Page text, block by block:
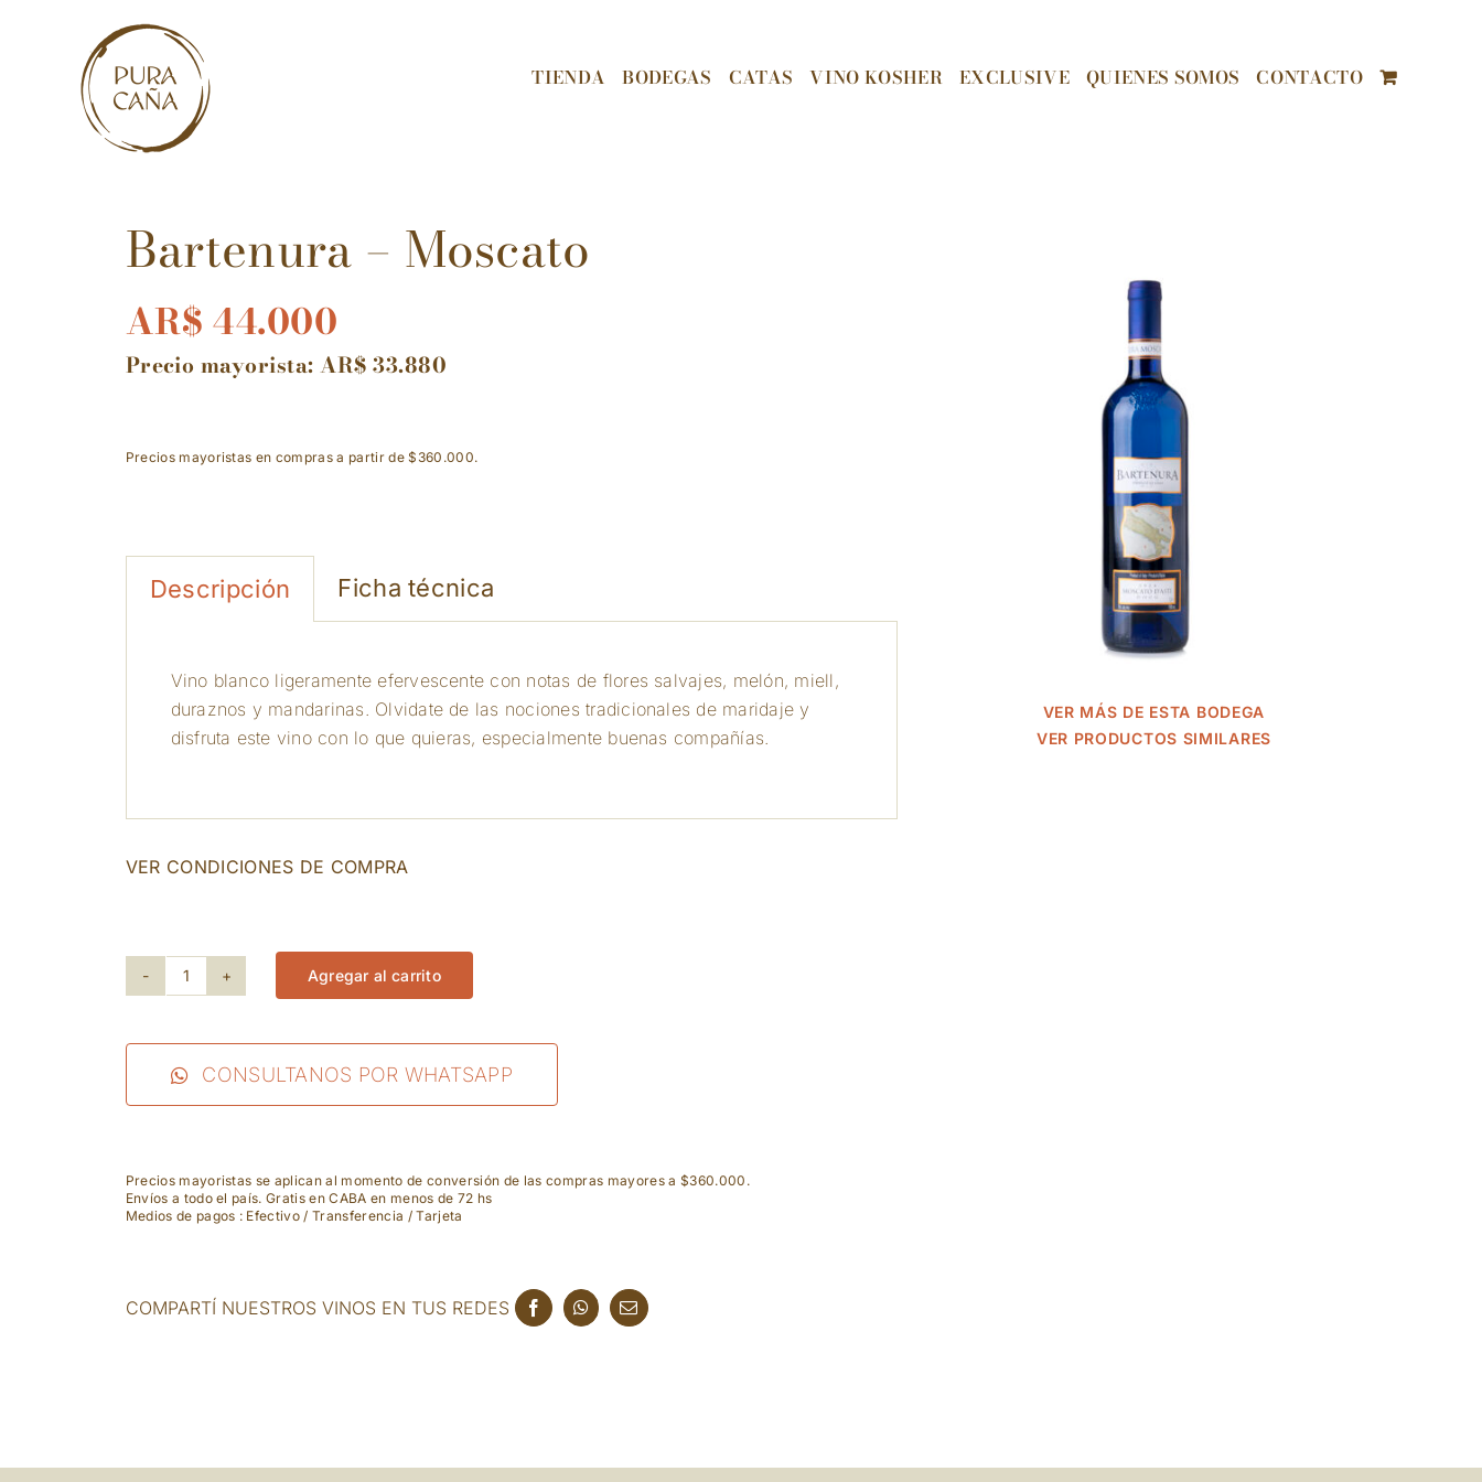
content
TIENDA BODEGAS CATAS VINO KOSHER EXCLUSIVE QUIENES SOMOS CONTACTO
Bartenura – Moscato
AR$ 44.000
Precio mayorista: AR$ 33.880
Precios mayoristas en compras a partir de $360.000.
Descripción Ficha técnica
Vino blanco ligeramente efervescente con notas de flores salvajes, melón, miell,
duraznos y mandarinas. Olvidate de las nociones tradicionales de maridaje y
disfruta este vino con lo que quieras, especialmente buenas compañías.
VER CONDICIONES DE COMPRA
Bartenura
Moscato
Agregar al carrito
CONSULTANOS POR WHATSAPP
Precios mayoristas se aplican al momento de conversión de las compras mayores a $360.000.
Envíos a todo el país. Gratis en CABA en menos de 72 hs
Medios de pagos : Efectivo / Transferencia / Tarjeta
COMPARTÍ NUESTROS VINOS EN TUS REDES
VER MÁS DE ESTA BODEGA
VER PRODUCTOS SIMILARES